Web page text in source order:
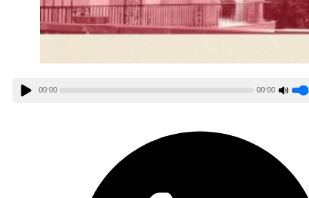
00:00 00:00